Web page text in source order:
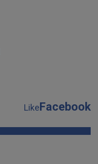
LikeFacebook